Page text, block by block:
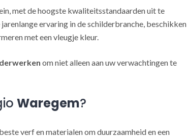
met de hoogste kwaliteitsstandaarden uit te
jarenlange ervaring in de schilderbranche, beschikken
met een vleugje kleur.
om niet alleen aan uw verwachtingen te
Waregem?
verf en materialen om duurzaamheid en een